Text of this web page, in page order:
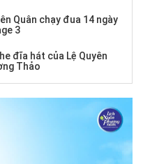
Quân chạy đua 14 ngày
3
đĩa hát của Lệ Quyên
Thảo